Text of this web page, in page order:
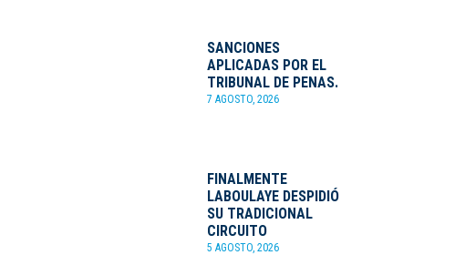
SANCIONES
APLICADAS POR EL
TRIBUNAL DE PENAS.
7 AGOSTO, 2026
FINALMENTE
LABOULAYE DESPIDIÓ
SU TRADICIONAL
CIRCUITO
5 AGOSTO, 2026